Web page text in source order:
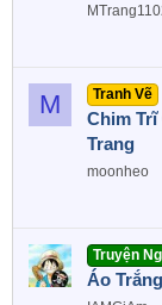
M Tranh Vẽ
Chim Trĩ
Trang
moonheo
Truyện
Áo